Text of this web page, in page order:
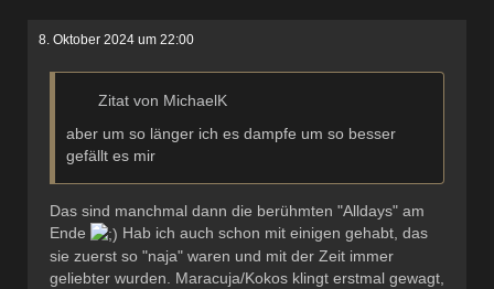
8. Oktober 2024 um 22:00
Zitat von MichaelK
aber um so länger ich es dampfe um so besser
gefällt es mir
Das sind manchmal dann die berühmten "Alldays" am
Ende
Hab ich auch schon mit einigen gehabt, das
sie zuerst so "naja" waren und mit der Zeit immer
geliebter wurden. Maracuja/Kokos klingt erstmal gewagt,